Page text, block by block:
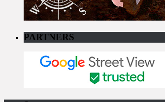
PARTNERS